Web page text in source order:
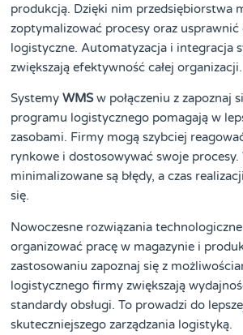
produkcją. Dzięki nim przedsiębiorstwa
zoptymalizować procesy oraz usprawnić
logistyczne. Automatyzacja i integracja
zwiększają efektywność całej organizacji.
SystemyWMSw połączeniu z zapoznaj
programu logistycznego pomagają w
zasobami. Firmy mogą szybciej
rynkowe i dostosowywać swoje procesy.
minimalizowane są błędy, a czas
się.
Nowoczesne rozwiązania
organizować pracę w magazynie i
zastosowaniu zapoznaj się z
logistycznego firmy zwiększają
standardy obsługi. To prowadzi do
skuteczniejszego zarządzania logistyką.